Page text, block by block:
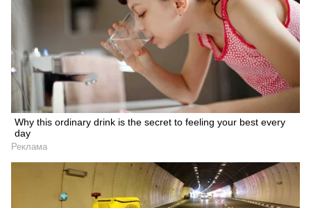
Why this ordinary drink is the secret to feeling your best every
day
Реклама